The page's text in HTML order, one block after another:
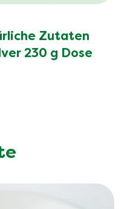
Zutaten
230 g Dose